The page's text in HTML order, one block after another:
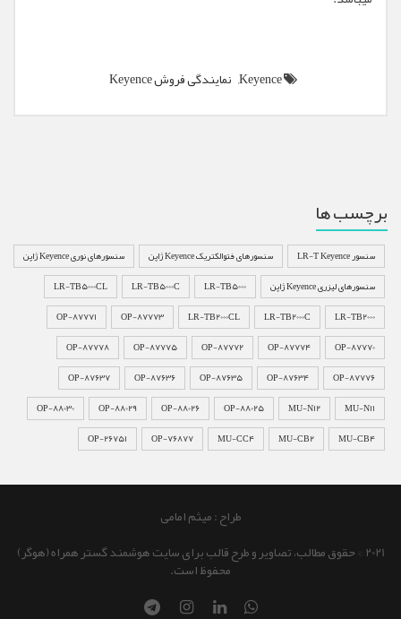
Keyence, نمایندگی فروش Keyence
برچسب ها
سنسور LR-T Keyence سنسورهای فتوالکتریک Keyence ژاپن
سنسورهای نوری Keyence ژاپن
سنسورهای لیزری Keyence ژاپن
LR-TB5000
LR-TB5000C
LR-TB5000CL
LR-TB2000
LR-TB2000C
LR-TB2000CL
OP-87773
OP-87771
OP-87770
OP-87774
OP-87772
OP-87775
OP-87778
OP-87776
OP-87634
OP-87635
OP-87636
OP-87637
MU-N11
MU-N12
OP-88025
OP-88026
OP-88029
OP-88030
MU-CB4
MU-CB2
MU-CC4
OP-76877
OP-26751
طراح : میثم امامی
2021 © حقوق مطالب، تصاویر و طرح قالب برای سایت هوشمند گستر همراه (هوگر)
محفوظ است.